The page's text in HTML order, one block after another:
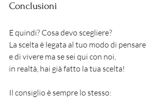
Conclusioni
E quindi? Cosa devo scegliere?
La scelta è legata al tuo modo di pensare
e di vivere ma se sei qui con noi,
in realtà, hai già fatto la tua scelta!
Il consiglio è sempre lo stesso: